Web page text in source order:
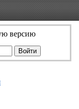
версию